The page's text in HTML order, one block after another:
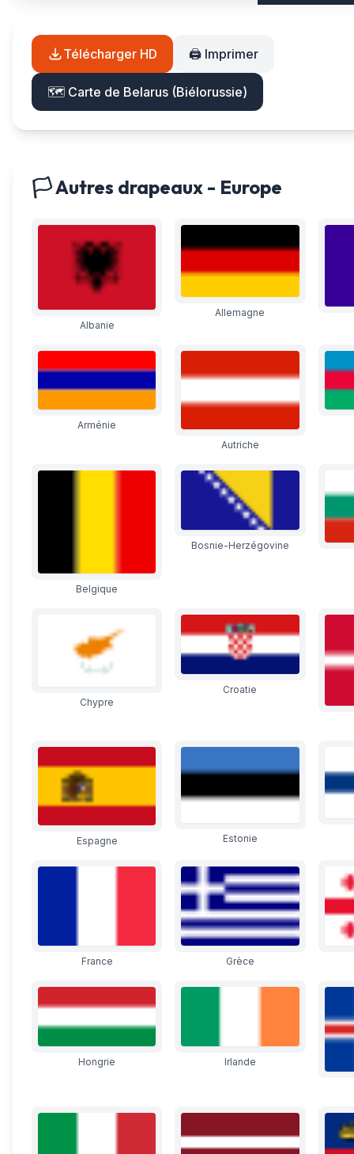
Télécharger HD 🖨️ Imprimer
🗺️ Carte de Belarus (Biélorussie)
🏳️ Autres drapeaux - Europe
Albanie
Allemagne
Arménie
Autriche
Belgique
Bosnie-Herzégovine
Chypre
Croatie
Espagne Estonie
France Grèce
Hongrie Irlande